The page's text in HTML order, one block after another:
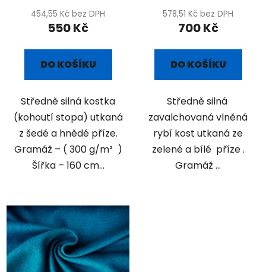
454,55 Kč bez DPH
550 Kč
DO KOŠÍKU
Středně silná kostka
(kohoutí stopa) utkaná
z šedé a hnědé příze.
Gramáž – ( 300 g/m² )
Šířka – 160 cm...
578,51 Kč bez DPH
700 Kč
DO KOŠÍKU
Středně silná
zavalchovaná vlněná
rybí kost utkaná ze
zelené a bílé příze .
Gramáž ...